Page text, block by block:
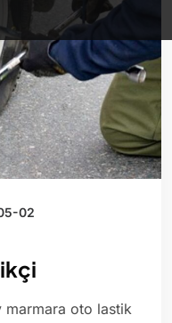
02
marmara oto lastik